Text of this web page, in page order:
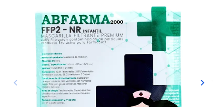
Anterior
keyboard_arrow_left keyboard_arrow_right